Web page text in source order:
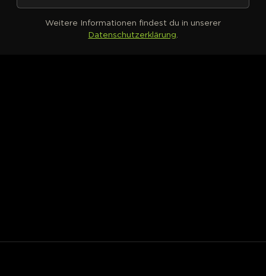
Kein Produkt definiert
Weitere Informationen findest du in unserer
Datenschutzerklärung